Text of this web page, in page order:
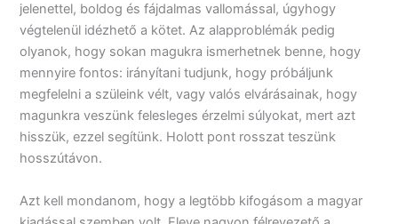
jelenettel, boldog és fájdalmas vallomással, úgyhogy
végtelenül idézhető a kötet. Az alapproblémák pedig
olyanok, hogy sokan magukra ismerhetnek benne, hogy
mennyire fontos: irányítani tudjunk, hogy próbáljunk
megfelelni a szüleink vélt, vagy valós elvárásainak, hogy
magunkra veszünk felesleges érzelmi súlyokat, mert azt
hisszük, ezzel segítünk. Holott pont rosszat teszünk
hosszútávon.
Azt kell mondanom, hogy a legtöbb kifogásom a magyar